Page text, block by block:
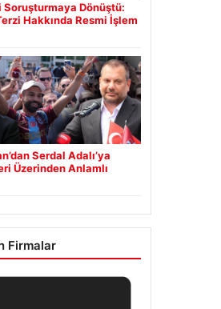
Soruşturmaya Dönüştü:
Hakkında Resmi İşlem
Serdal Adalı’ya
Üzerinden Anlamlı
Firmalar